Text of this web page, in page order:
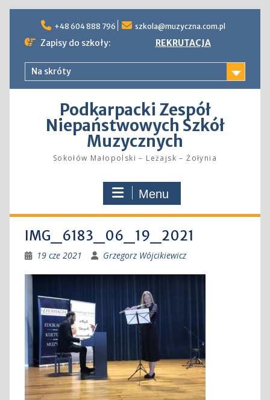
content
+48 604 888 796 szkola@muzyczna.com.pl
Zapisy do szkoły: REKRUTACJA
Na skróty
Podkarpacki Zespół
Niepaństwowych Szkół
Muzycznych
Sokołów Małopolski – Leżajsk – Żołynia
Menu
IMG_6183_06_19_2021
19 cze 2021 Grzegorz Wójcikiewicz